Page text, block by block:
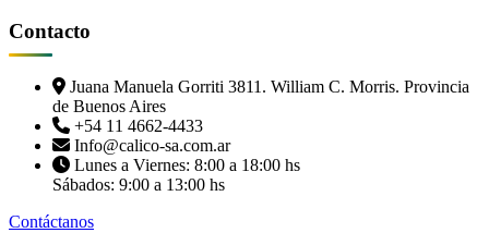
Contacto
Juana Manuela Gorriti 3811. William C. Morris. Provincia
de Buenos Aires
+54 11 4662-4433
Info@calico-sa.com.ar
Lunes a Viernes: 8:00 a 18:00 hs
Sábados: 9:00 a 13:00 hs
Contáctanos